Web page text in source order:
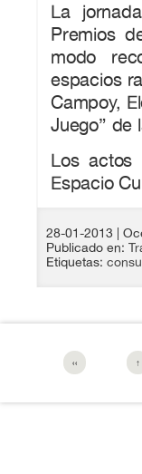
La
Premios
modo
espacios
Campoy,
Juego” de
Los actos
Espacio
28-01-2013
|
Publicado en:
Etiquetas:
‹‹ ↑